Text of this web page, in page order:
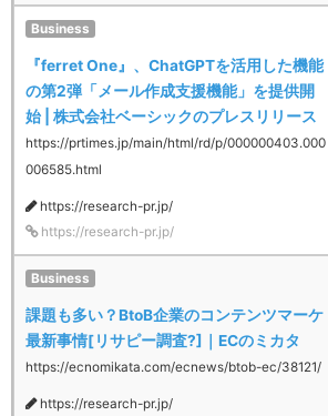
Business
『ferret One』、ChatGPTを活用した機能
の第2弾「メール作成支援機能」を提供開
始 | 株式会社ベーシックのプレスリリース
https://prtimes.jp/main/html/rd/p/000000403.000
006585.html
https://research-pr.jp/
https://research-pr.jp/
Business
課題も多い？BtoB企業のコンテンツマーケ
最新事情[リサピー調査?]｜ECのミカタ
https://ecnomikata.com/ecnews/btob-ec/38121/
https://research-pr.jp/